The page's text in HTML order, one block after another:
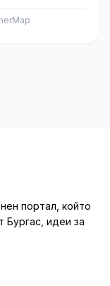
портал, който
Бургас, идеи за